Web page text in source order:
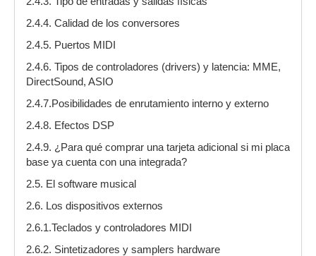
2.4.4. Calidad de los conversores
2.4.5. Puertos MIDI
2.4.6. Tipos de controladores (drivers) y latencia: MME,
DirectSound, ASIO
2.4.7.Posibilidades de enrutamiento interno y externo
2.4.8. Efectos DSP
2.4.9. ¿Para qué comprar una tarjeta adicional si mi placa
base ya cuenta con una integrada?
2.5. El software musical
2.6. Los dispositivos externos
2.6.1.Teclados y controladores MIDI
2.6.2. Sintetizadores y samplers hardware